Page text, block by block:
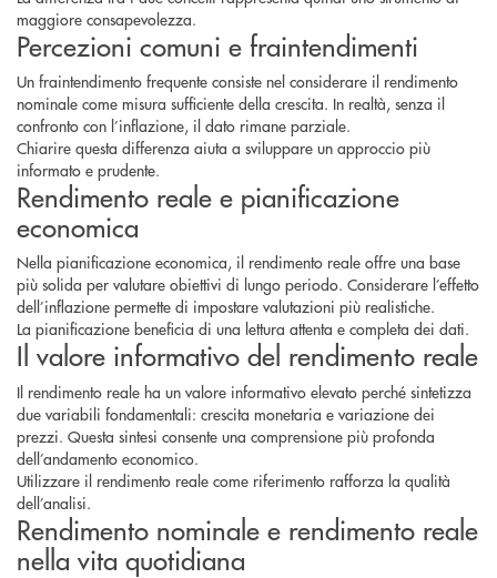
maggiore consapevolezza.
Percezioni comuni e fraintendimenti
Un fraintendimento frequente consiste nel considerare il rendimento
nominale come misura sufficiente della crescita. In realtà, senza il
confronto con l’inflazione, il dato rimane parziale.
Chiarire questa differenza aiuta a sviluppare un approccio più
informato e prudente.
Rendimento reale e pianificazione
economica
Nella pianificazione economica, il rendimento reale offre una base
più solida per valutare obiettivi di lungo periodo. Considerare l’effetto
dell’inflazione permette di impostare valutazioni più realistiche.
La pianificazione beneficia di una lettura attenta e completa dei dati.
Il valore informativo del rendimento reale
Il rendimento reale ha un valore informativo elevato perché sintetizza
due variabili fondamentali: crescita monetaria e variazione dei
prezzi. Questa sintesi consente una comprensione più profonda
dell’andamento economico.
Utilizzare il rendimento reale come riferimento rafforza la qualità
dell’analisi.
Rendimento nominale e rendimento reale
nella vita quotidiana